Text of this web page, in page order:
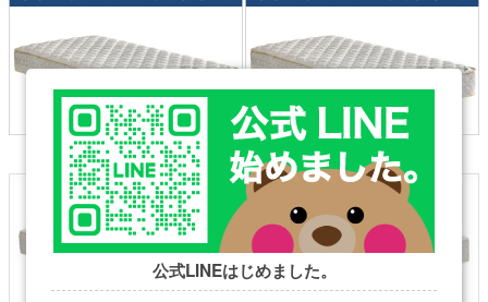
ドリーミーアレルリーフ
（212 F1-N ）
ドリーミーアレルリーフ
（212 F1-T ）
公式LINEはじめました。